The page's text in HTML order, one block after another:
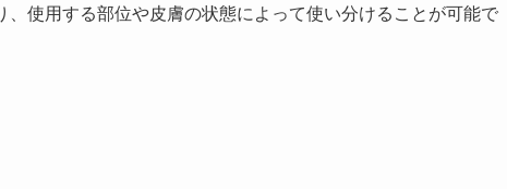
使用する部位や皮膚の状態によって使い分けることが可能で